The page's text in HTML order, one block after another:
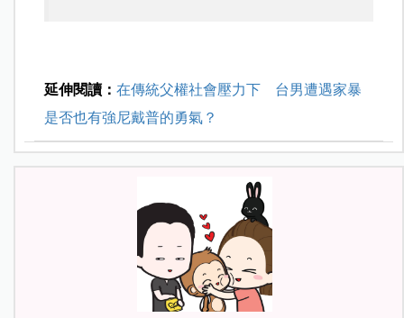
延伸閱讀：在傳統父權社會壓力下 台男遭遇家暴
是否也有強尼戴普的勇氣？